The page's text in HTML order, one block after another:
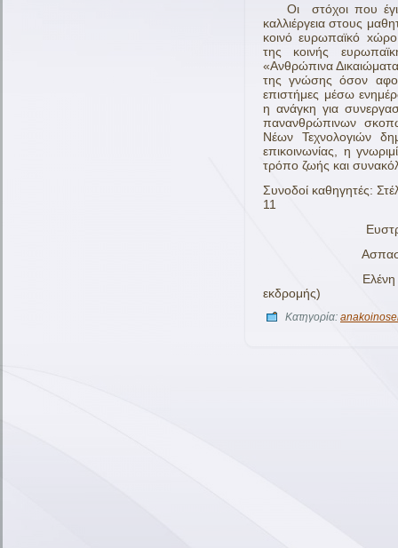
Οι στόχοι που
καλλιέργεια στους
κοινό ευρωπαϊκό
της κοινής
«Ανθρώπινα
της γνώσης όσον
επιστήμες μέσω
η ανάγκη για
πανανθρώπινων
Νέων Τεχνολογιών
επικοινωνίας, η
τρόπο ζωής και
Συνοδοί καθηγητές:
11
Ευστράτιος
Ασπασία
Ελένη Γιαπή
εκδρομής)
Κατηγορία: